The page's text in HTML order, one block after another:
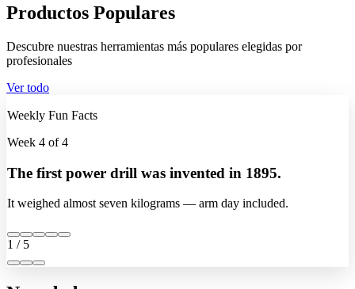
Productos Populares
Descubre nuestras herramientas más populares elegidas por
profesionales
Ver todo
Weekly Fun Facts
Week 4 of 4
The first power drill was invented in 1895.
It weighed almost seven kilograms — arm day included.
1 / 5